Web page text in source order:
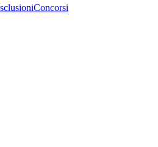
Concorsi